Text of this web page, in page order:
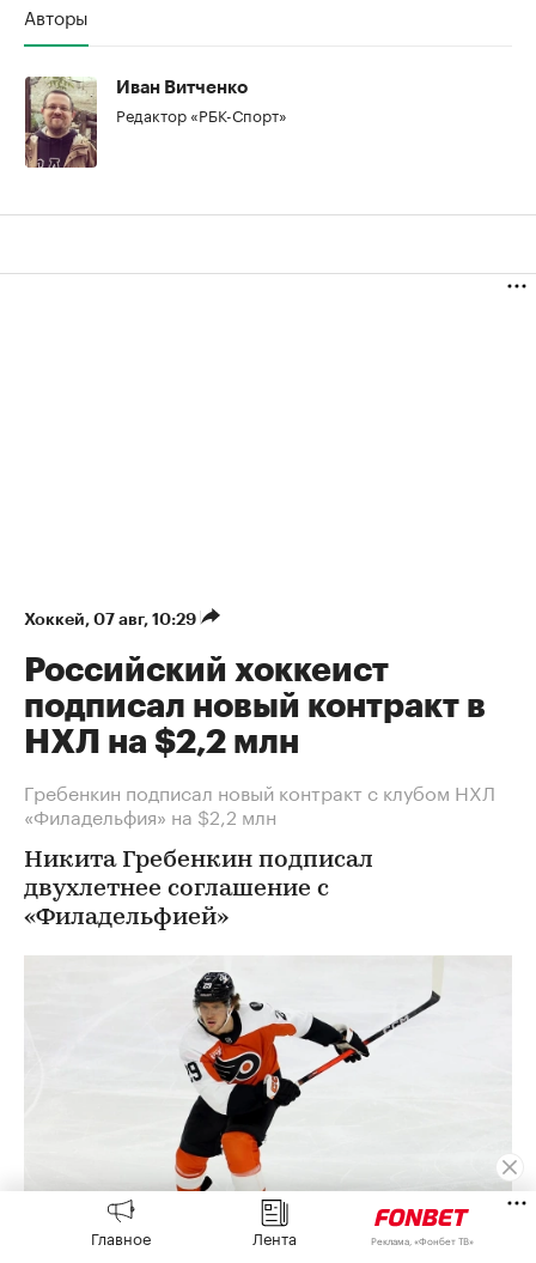
Авторы
Иван Витченко
Редактор «РБК-Спорт»
Хоккей⁠, 07 авг, 10:29
Российский хоккеист
подписал новый контракт в
НХЛ на $2,2 млн
Гребенкин подписал новый контракт с клубом НХЛ
«Филадельфия» на $2,2 млн
Никита Гребенкин подписал
двухлетнее соглашение с
«Филадельфией»
Главное Лента Реклама, «Фонбет ТВ»